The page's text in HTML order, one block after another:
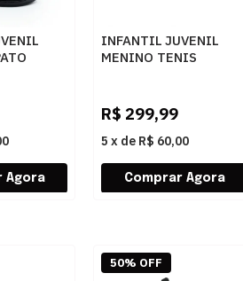
INFANTIL JUVENIL
MENINO TENIS
R$ 299,99
5 x de R$ 60,00
50% OFF